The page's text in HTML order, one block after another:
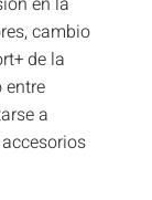
cambio
de la
entre
a